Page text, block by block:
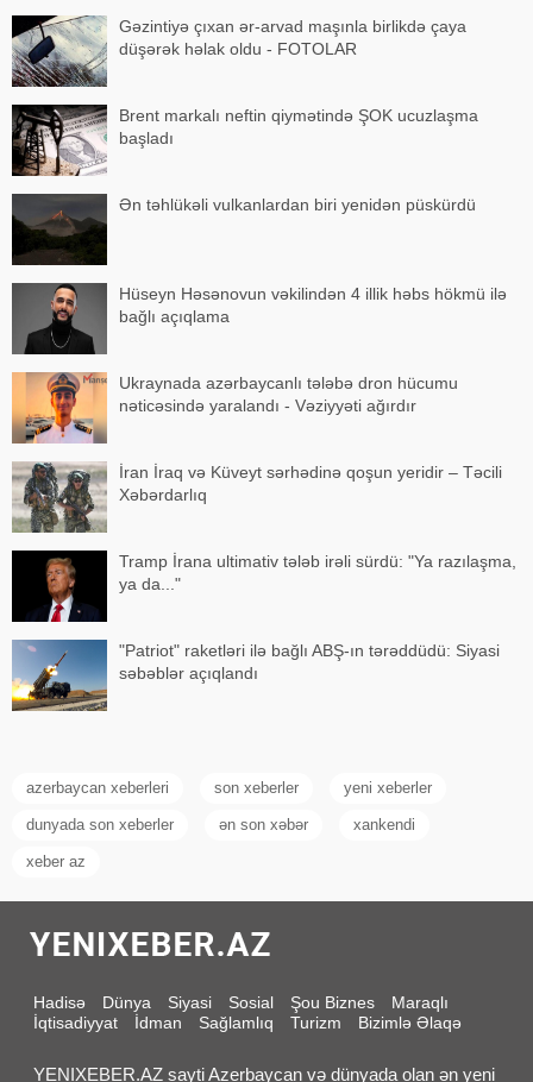
Gəzintiyə çıxan ər-arvad maşınla birlikdə çaya
düşərək həlak oldu - FOTOLAR
Brent markalı neftin qiymətində ŞOK ucuzlaşma
başladı
Ən təhlükəli vulkanlardan biri yenidən püskürdü
Hüseyn Həsənovun vəkilindən 4 illik həbs hökmü ilə
bağlı açıqlama
Ukraynada azərbaycanlı tələbə dron hücumu
nəticəsində yaralandı - Vəziyyəti ağırdır
İran İraq və Küveyt sərhədinə qoşun yeridir – Təcili
Xəbərdarlıq
Tramp İrana ultimativ tələb irəli sürdü: "Ya razılaşma,
ya da..."
"Patriot" raketləri ilə bağlı ABŞ-ın tərəddüdü: Siyasi
səbəblər açıqlandı
azerbaycan xeberleri son xeberler yeni xeberler
dunyada son xeberler ən son xəbər xankendi
xeber az
Hadisə Dünya Siyasi Sosial Şou Biznes
Maraqlı
İqtisadiyyat
İdman Sağlamlıq Turizm Bizimlə Əlaqə
YENIXEBER.AZ sayti Azerbaycan və dünyada olan ən yeni